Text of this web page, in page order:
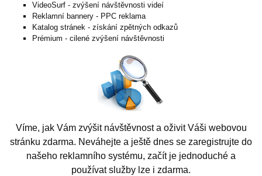
VideoSurf - zvýšení návštěvnosti videí
Reklamní bannery - PPC reklama
Katalog stránek - získání zpětných odkazů
Prémium - cilené zvýšení návštěvnosti
Víme, jak Vám zvýšit návštěvnost a oživit Váši webovou
stránku zdarma. Neváhejte a ještě dnes se zaregistrujte do
našeho reklamního systému, začít je jednoduché a
používat služby lze i zdarma.